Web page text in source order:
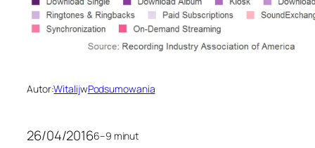
Autor:WitalijwPodsumowania
26/04/20166–9 minut